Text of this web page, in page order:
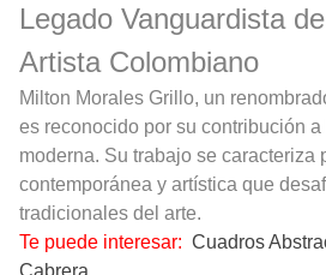
Legado Vanguardista
Artista Colombiano
Milton Morales Grillo, un
es reconocido por su contribución
moderna. Su trabajo se caracteriza
contemporánea y artística que
tradicionales del arte.
Te puede interesar: Cuadros
Cabrera